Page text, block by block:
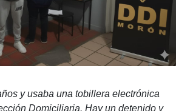
y usaba una tobillera electrónica
Domiciliaria. Hay un detenido y